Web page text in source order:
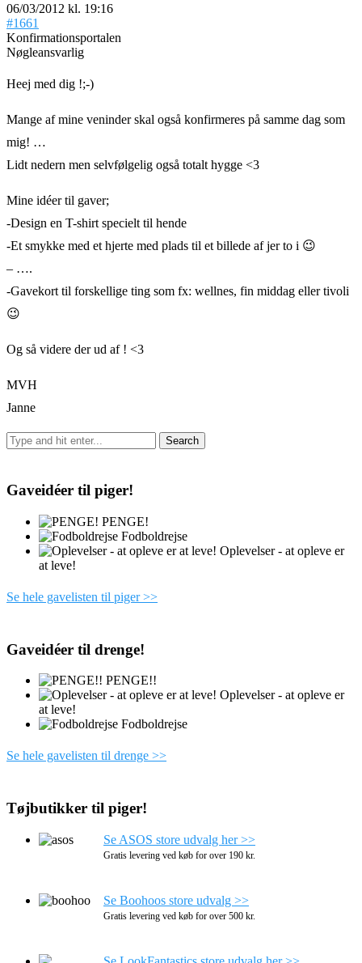
06/03/2012 kl. 19:16
#1661
Konfirmationsportalen
Nøgleansvarlig
Heej med dig !;-)
Mange af mine veninder skal også konfirmeres på samme dag som
mig! …
Lidt nedern men selvfølgelig også totalt hygge <3
Mine idéer til gaver;
-Design en T-shirt specielt til hende
-Et smykke med et hjerte med plads til et billede af jer to i 😉
– ….
-Gavekort til forskellige ting som fx: wellnes, fin middag eller tivoli
😉
Og så videre der ud af ! <3
MVH
Janne
Gaveidéer til piger!
PENGE!
Fodboldrejse
Oplevelser - at opleve er
at leve!
Se hele gavelisten til piger >>
Gaveidéer til drenge!
PENGE!!
Oplevelser - at opleve er
at leve!
Fodboldrejse
Se hele gavelisten til drenge >>
Tøjbutikker til piger!
Se ASOS store udvalg her >>
Gratis levering ved køb for over 190 kr.
Se Boohoos store udvalg >>
Gratis levering ved køb for over 500 kr.